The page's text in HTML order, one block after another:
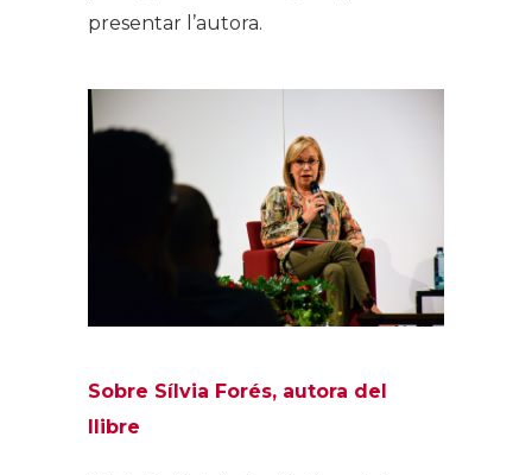
presentar l’autora.
Sobre Sílvia Forés, autora del
llibre